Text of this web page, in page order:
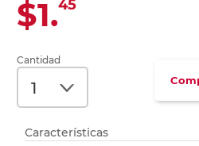
$1.45
Cantidad
Características